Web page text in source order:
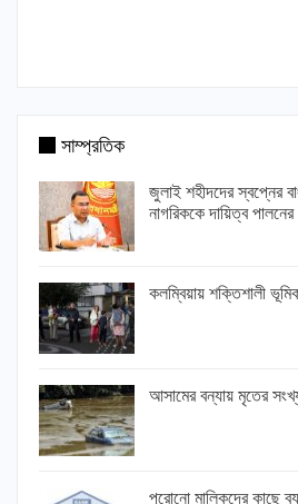
সাম্প্রতিক
জুলাই শহীদদের স্বপ্নের
নাগরিককে দায়িত্ব
কলম্বিয়ায় শক্তিশালী
আসামের বন্যায় মৃতের
পুরোনো মালিকদের কাছে